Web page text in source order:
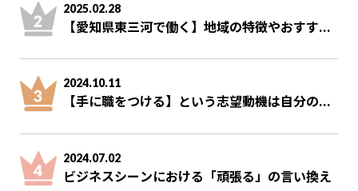
2025.02.28
【愛知県東三河で働く】地域の特徴やおすす...
2024.10.11
【手に職をつける】という志望動機は自分の...
2024.07.02
ビジネスシーンにおける「頑張る」の言い換え